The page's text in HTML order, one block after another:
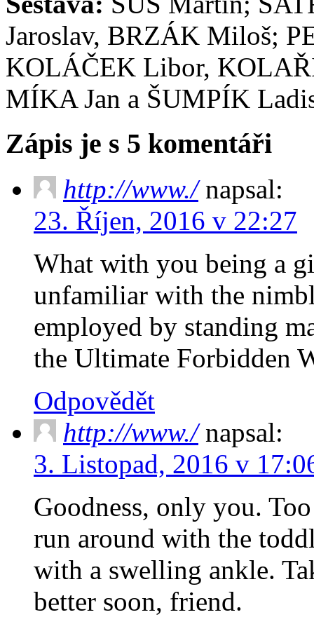
Jaroslav, BRZÁK Miloš;
KOLÁČEK Libor,
MÍKA Jan a ŠUMPÍK
Zápis je s 5 komentáři
http://www./ napsal:
23. Říjen, 2016 v 22:27
What with you being a
unfamiliar with the
employed by standing
the Ultimate Forbidden
Odpovědět
http://www./ napsal:
3. Listopad, 2016 v
Goodness, only you.
run around with the
with a swelling ankle.
better soon, friend.